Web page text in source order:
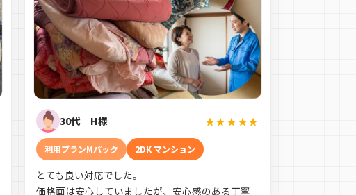
30代 H様 ★★★★★
利用プランMパック 2DK マンション
とても良い対応でした。
価格面は安心していましたが、安心感のある丁寧